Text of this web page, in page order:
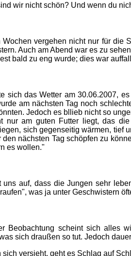
wir nicht schön? Und wenn du
Wochen vergehen nicht nur für die
Auch am Abend war es zu
bald zu eng wurde; dies war
sich das Wetter am 30.06.2007,
am nächsten Tag noch
Jedoch es bllieb nicht so
nur am guten Futter liegt, das
sich gegenseitig wärmen, tief
den nächsten Tag schöpfen zu
es wollen."
uns auf, dass die Jungen sehr
was ja unter Geschwistern
Beobachtung scheint sich alles
sich draußen so tut. Jedoch
sich versieht, geht es Schlag auf